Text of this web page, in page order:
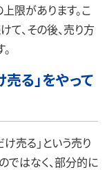
限があります。こ
て、その後、売り方
る」をやって
売る」という売り
ではなく、部分的に